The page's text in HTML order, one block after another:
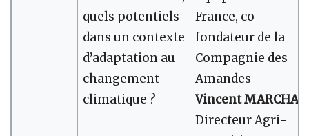
quels potentiels
dans un contexte
d’adaptation au
changement
climatique ?
France, co-
fondateur de la
Compagnie des
Amandes
Vincent MARCHAL
Directeur Agri-